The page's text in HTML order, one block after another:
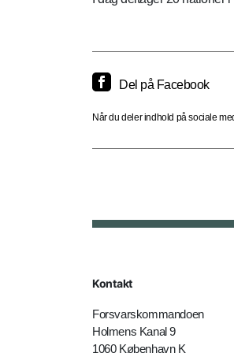
Del på Facebook
Når du deler indhold på sociale
Kontakt
Forsvarskommandoen
Holmens Kanal 9
1060 København K